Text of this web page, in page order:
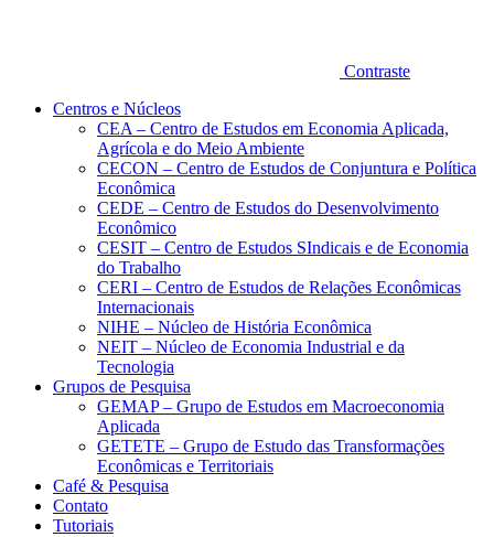
Contraste
Centros e Núcleos
CEA – Centro de Estudos em Economia Aplicada,
Agrícola e do Meio Ambiente
CECON – Centro de Estudos de Conjuntura e Política
Econômica
CEDE – Centro de Estudos do Desenvolvimento
Econômico
CESIT – Centro de Estudos SIndicais e de Economia
do Trabalho
CERI – Centro de Estudos de Relações Econômicas
Internacionais
NIHE – Núcleo de História Econômica
NEIT – Núcleo de Economia Industrial e da
Tecnologia
Grupos de Pesquisa
GEMAP – Grupo de Estudos em Macroeconomia
Aplicada
GETETE – Grupo de Estudo das Transformações
Econômicas e Territoriais
Café & Pesquisa
Contato
Tutoriais